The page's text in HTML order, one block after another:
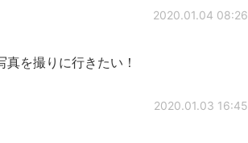
2020.01.04 08:26
を撮りに行きたい！
2020.01.03 16:45